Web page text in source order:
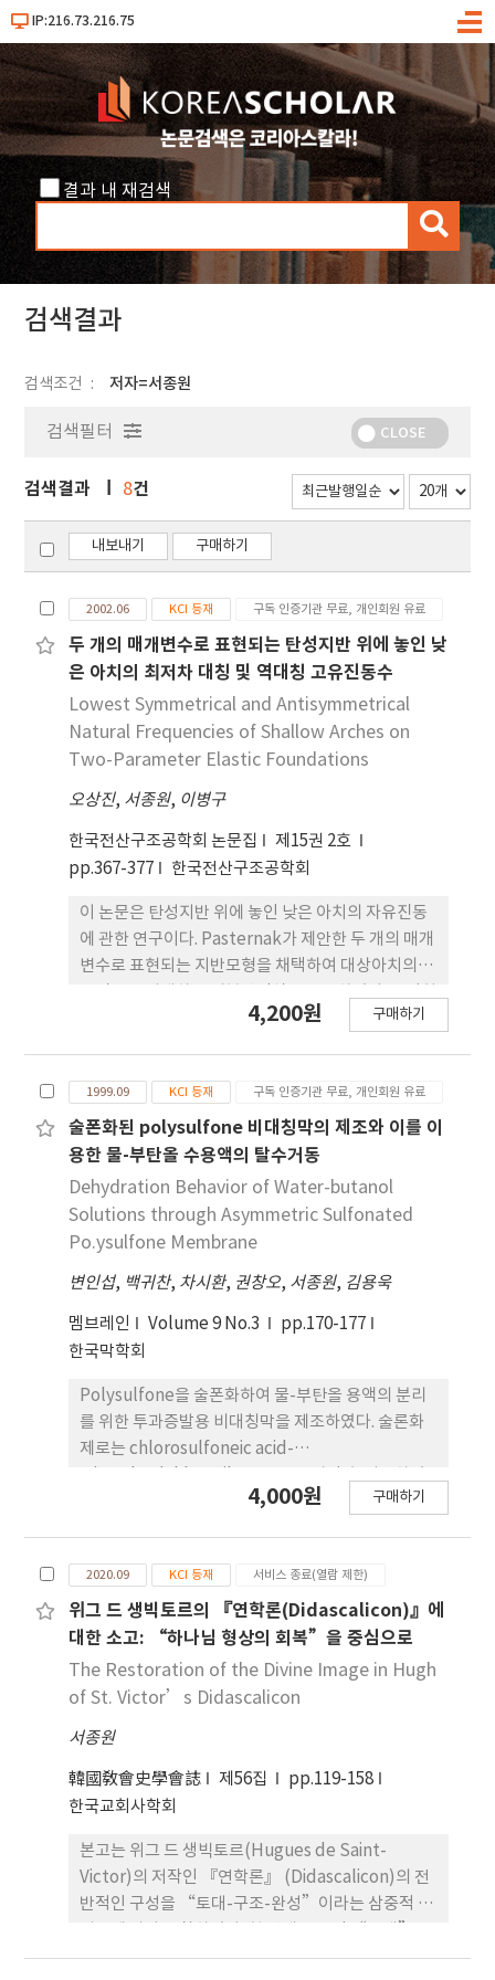
IP:216.73.216.75
메
결과 내 재검색
검
색
검색결과
검색조건 저자=서종원
검색필터 CLOSE
검색결과 8건
내보내기 구매하기
2002.06 KCI 등재 구독 인증기관 무료, 개인회원 유료
두 개의 매개변수로 표현되는 탄성지반 위에 놓인 낮
은 아치의 최저차 대칭 및 역대칭 고유진동수
Lowest Symmetrical and Antisymmetrical
Natural Frequencies of Shallow Arches on
Two-Parameter Elastic Foundations
오상진, 서종원, 이병구
한국전산구조공학회 논문집
제15권 2호
pp.367-377
한국전산구조공학회
이 논문은 탄성지반 위에 놓인 낮은 아치의 자유진동
에 관한 연구이다. Pasternak가 제안한 두 개의 매개
변수로 표현되는 지반모형을 채택하여 대상아치의 자
전 및 양단고정의 단부 조건을 갖는 두 종류의 아치선
유진동수 방정식을 산출하였다 아치높이, Winkler지
반계수 및 전단지반계수가 고유진동수에 미치는 영향
을 분석하였으며, 아치선형이 고유진동수에 미치는
영향을 분석하였다.
4,200원 구매하기
1999.09 KCI 등재 구독 인증기관 무료, 개인회원 유료
술폰화된 polysulfone 비대칭막의 제조와 이를 이
용한 물-부탄올 수용액의 탈수거동
Dehydration Behavior of Water-butanol
Solutions through Asymmetric Sulfonated
Po.ysulfone Membrane
변인섭, 백귀찬, 차시환, 권창오, 서종원, 김용욱
멤브레인 Volume 9 No.3
pp.170-177
한국막학회
Polysulfone을 술폰화하여 물-부탄올 용액의 분리
를 위한 투과증발용 비대칭막을 제조하였다. 술론화
제로는 chlorosulfoneic acid-
다. FT-IR과 1H-NMR을 이용하여 치환여부를 살펴
화를 알아보았다. 비대칭막을 제조하기 위하여 N-
methyl-2-
pyrrolidone(NMP)rhkdiethyleneglycol
dimethyl ether (DGDE)의 혼합용매를 사용하였
다. SEM을 이용하여 단면과 skinlayer 의 구조변화
dense film에 비하여 물에 대한 선택도는 거의 변화
가 없고 투과유량은 약 80배 정도 증가하였다.
4,000원 구매하기
2020.09 KCI 등재 서비스 종료(열람 제한)
위그 드 생빅토르의 『연학론(Didascalicon)』에
대한 소고: “하나님 형상의 회복”을 중심으로
The Restoration of the Divine Image in Hugh
of St. Victor’s Didascalicon
서종원
韓國敎會史學會誌 제56집
pp.119-158
한국교회사학회
본고는 위그 드 생빅토르(Hugues de Saint-
Victor)의 저작인 『연학론』 (Didascalicon)의 전
반적인 구성을 “토대-구조-완성”이라는 삼중적 모
성서적 신학의 기초인 히스 토리아(historia)에, 두